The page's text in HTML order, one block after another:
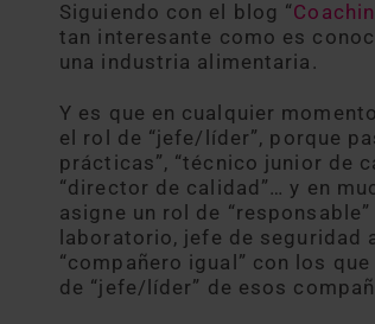
Siguiendo con el blog “
tan interesante como es
una industria alimentaria.
Y es que en cualquier
el rol de “jefe/líder”, porque
prácticas”, “técnico junior de
“director de calidad”… y en
asigne un rol de
laboratorio, jefe de seguridad
“compañero igual” con los
de “jefe/líder” de esos